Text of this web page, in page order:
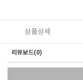
상품상세
리뷰보드(0)